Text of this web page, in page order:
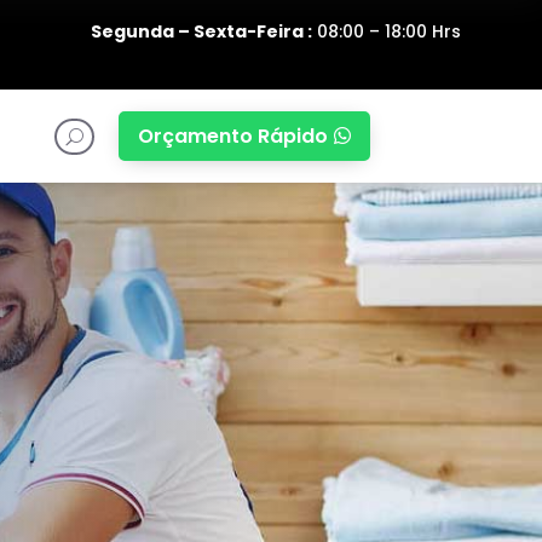
Segunda – Sexta-Feira :08:00 – 18:00 Hrs
U Orçamento Rápido 